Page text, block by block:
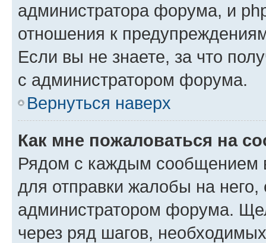
администратора форума, и
отношения к
Если вы не знаете, за что
с администратором форума.
Вернуться наверх
Как мне пожаловаться на
Рядом с каждым сообщением
для отправки жалобы на
администратором форума.
через ряд шагов,